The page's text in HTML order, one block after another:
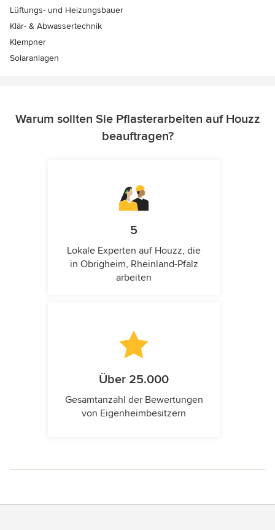
Lüftungs- und Heizungsbauer
Klär- & Abwassertechnik
Klempner
Solaranlagen
Warum sollten Sie Pflasterarbeiten auf Houzz
beauftragen?
5
Lokale Experten auf Houzz, die
in Obrigheim, Rheinland-Pfalz
arbeiten
Über 25.000
Gesamtanzahl der Bewertungen
von Eigenheimbesitzern